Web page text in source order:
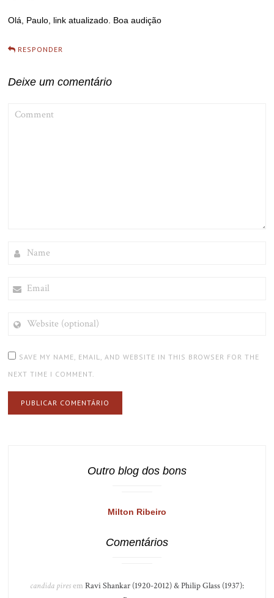
Olá, Paulo, link atualizado. Boa audição
RESPONDER
Deixe um comentário
(OPTIONAL)
SAVE MY NAME, EMAIL, AND WEBSITE IN THIS BROWSER FOR THE
NEXT TIME I COMMENT.
Outro blog dos bons
Milton Ribeiro
Comentários
candida piresem Ravi Shankar (1920-2012) & Philip Glass (1937):